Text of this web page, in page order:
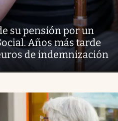
su pensión por un
Años más tarde
de indemnización